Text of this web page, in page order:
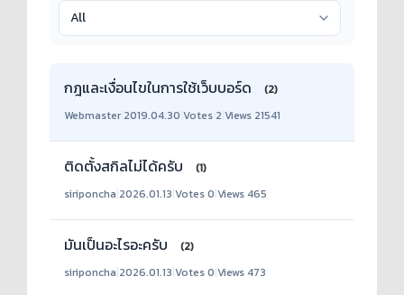
กฎและเงื่อนไขในการใช้เว็บบอร์ด
(2)
Webmaster 2019.04.30 Votes 2 Views 21541
ติดตั้งสกิลไม่ได้ครับ
(1)
siriponcha|2026.01.13|Votes 0|Views 465
มันเป็นอะไรอะครับ
(2)
siriponcha|2026.01.13|Votes 0|Views 473